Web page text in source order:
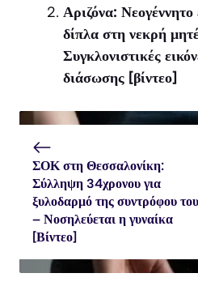
Αριζόνα: Νεογέννητο
δίπλα στη νεκρή
Συγκλονιστικές
διάσωσης [βίντεο]
ΣΟΚ στη Θεσσαλονίκη:
Σύλληψη 34χρονου για
ξυλοδαρμό της συντρόφου του
– Νοσηλεύεται η γυναίκα
[Βίντεο]